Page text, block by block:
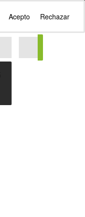
Acepto Rechazar